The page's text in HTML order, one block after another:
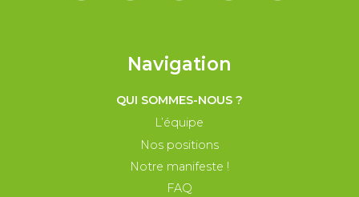
Navigation
QUI SOMMES-NOUS ?
L’équipe
Nos positions
Notre manifeste !
FAQ